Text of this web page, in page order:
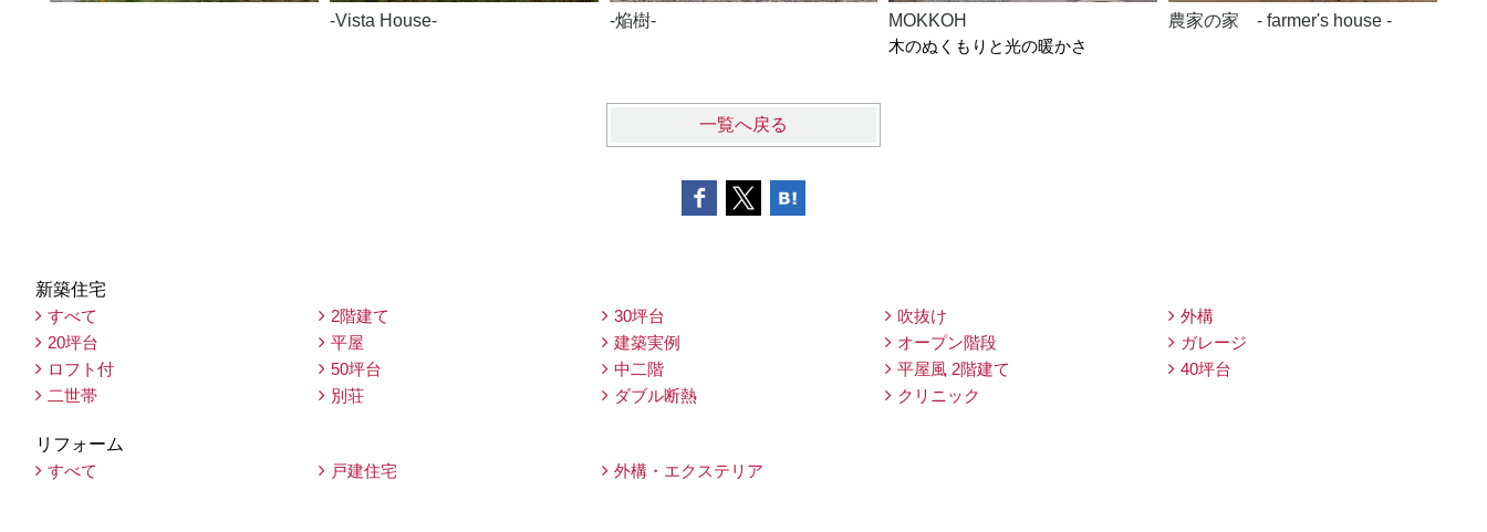
-Vista House- -焔樹-
MOKKOH
木のぬくもりと光の暖かさ
農家の家 - farmer's house -
一覧へ戻る
新築住宅
すべて
2階建て 30坪台 吹抜け
外構
20坪台
平屋 建築実例 オープン階段
ガレージ
ロフト付
50坪台 中二階 平屋風 2階建て
40坪台
二世帯
別荘 ダブル断熱 クリニック
リフォーム
すべて
戸建住宅 外構・エクステリア